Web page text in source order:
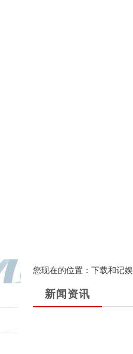
您现在的位置： 下载和记
新闻资讯